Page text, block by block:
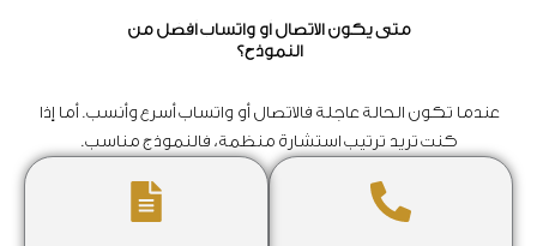
متى يكون الاتصال أو واتساب أفضل من
النموذج؟
عندما تكون الحالة عاجلة فالاتصال أو واتساب أسرع وأنسب. أما إذا
كنت تريد ترتيب استشارة منظمة، فالنموذج مناسب.